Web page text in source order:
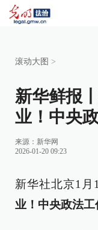
滚动大图 >
新华鲜报
业！中央
来源： 新华网
2026-01-20 09:23
新华社北京1月
业！中央政法